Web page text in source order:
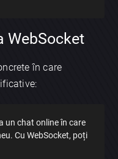
WebSocket
în care
un chat online în care
Cu WebSocket, poți